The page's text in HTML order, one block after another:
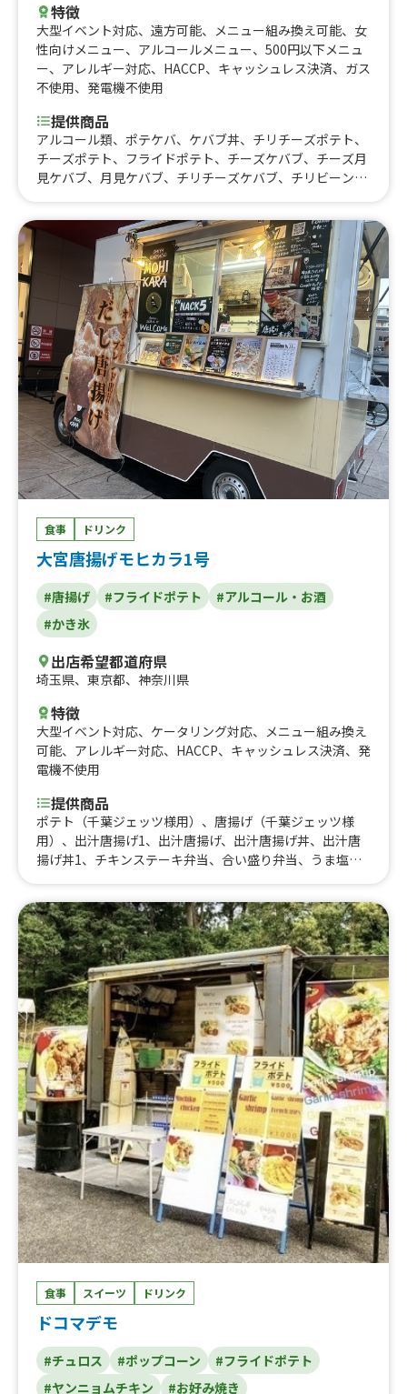
特徴
大型イベント対応、 遠方可能、 メニュー組み換え可能、 女
性向けメニュー、 アルコールメニュー、 500円以下メニュ
ー、 アレルギー対応、 HACCP、 キャッシュレス決済、 ガス
不使用、 発電機不使用
提供商品
アルコール類、ポテケバ、ケバブ丼、チリチーズポテト、
チーズポテト、フライドポテト、チーズケバブ、チーズ月
見ケバブ、月見ケバブ、チリチーズケバブ、チリビーンズ
キンケバブ
食事 ドリンク
大宮唐揚げモヒカラ1号
#唐揚げ #フライドポテト
#アルコール・お酒
#かき氷
出店希望都道府県
埼玉県、 東京都、 神奈川県
特徴
大型イベント対応、 ケータリング対応、
メニュー組み換え
可能、 アレルギー対応、 HACCP、 キャッシュレス決済、 発
電機不使用
提供商品
ポテト（千葉ジェッツ様用）、唐揚げ（千葉ジェッツ様
用）、出汁唐揚げ1、出汁唐揚げ、出汁唐揚げ丼、出汁唐
揚げ丼1、チキンステーキ弁当、合い盛り弁当、うま塩ネ
ョス、かき氷、冷やしパイン、鷄節ポテト、ラムネ、マン
ゴージュース、フローズンマンゴー、レブフィート、ジン
トニック、梅酒ソーダ、気まぐれラムハイボール、ビー
ル、フレーバー、フレッシュミントの本格モヒート
食事 スイーツ ドリンク
ドコマデモ
#チュロス #ポップコーン
#フライドポテト
#ヤンニョムチキン
#お好み焼き